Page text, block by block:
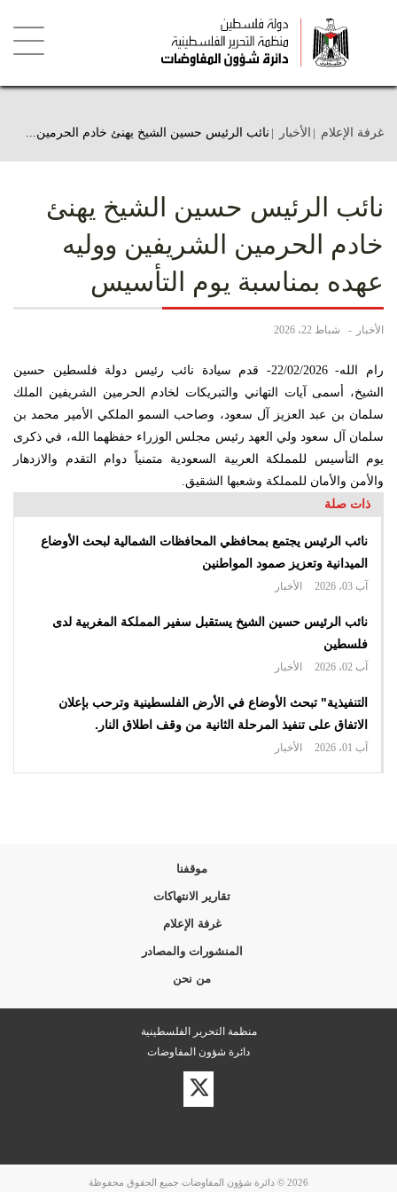
غرفة الإعلام الأخبار نائب الرئيس حسين الشيخ يهنئ خادم الحرمين...
نائب الرئيس حسين الشيخ يهنئ
خادم الحرمين الشريفين ووليه
عهده بمناسبة يوم التأسيس
الأخبار شباط 22، 2026
رام الله- 22/02/2026- قدم سيادة نائب رئيس دولة فلسطين حسين
الشيخ، أسمى آيات التهاني والتبريكات لخادم الحرمين الشريفين الملك
سلمان بن عبد العزيز آل سعود، وصاحب السمو الملكي الأمير محمد بن
سلمان آل سعود ولي العهد رئيس مجلس الوزراء حفظهما الله، في ذكرى
يوم التأسيس للمملكة العربية السعودية متمنياً دوام التقدم والازدهار
والأمن والأمان للمملكة وشعبها الشقيق.
ذات صلة
نائب الرئيس يجتمع بمحافظي المحافظات الشمالية لبحث الأوضاع
الميدانية وتعزيز صمود المواطنين
آب 03، 2026 الأخبار
نائب الرئيس حسين الشيخ يستقبل سفير المملكة المغربية لدى
فلسطين
آب 02، 2026 الأخبار
التنفيذية" تبحث الأوضاع في الأرض الفلسطينية وترحب بإعلان
الاتفاق على تنفيذ المرحلة الثانية من وقف اطلاق النار.
آب 01، 2026 الأخبار
موقفنا
تقارير الانتهاكات
غرفة الإعلام
المنشورات والمصادر
من نحن
منظمة التحرير الفلسطينية
دائرة شؤون المفاوضات
زيارة
حسابنا
على
2026 © دائرة شؤون المفاوضات جميع الحقوق محفوظة